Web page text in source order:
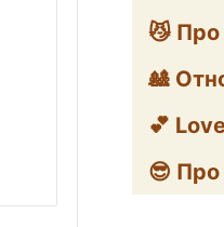
😼 Про
🎎
💕
😎 Про